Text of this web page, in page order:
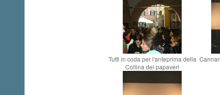
Tutti in coda per l'anteprima della
Collina dei papaveri